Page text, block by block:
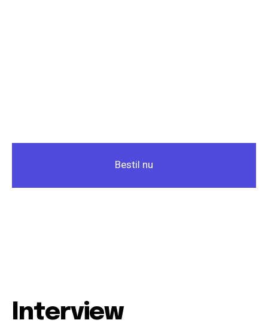
Bestil nu
Interview